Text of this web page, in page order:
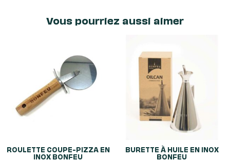
Vous pourriez aussi aimer
ROULETTE COUPE-PIZZA EN
INOX BONFEU
BURETTE À HUILE EN INOX
BONFEU